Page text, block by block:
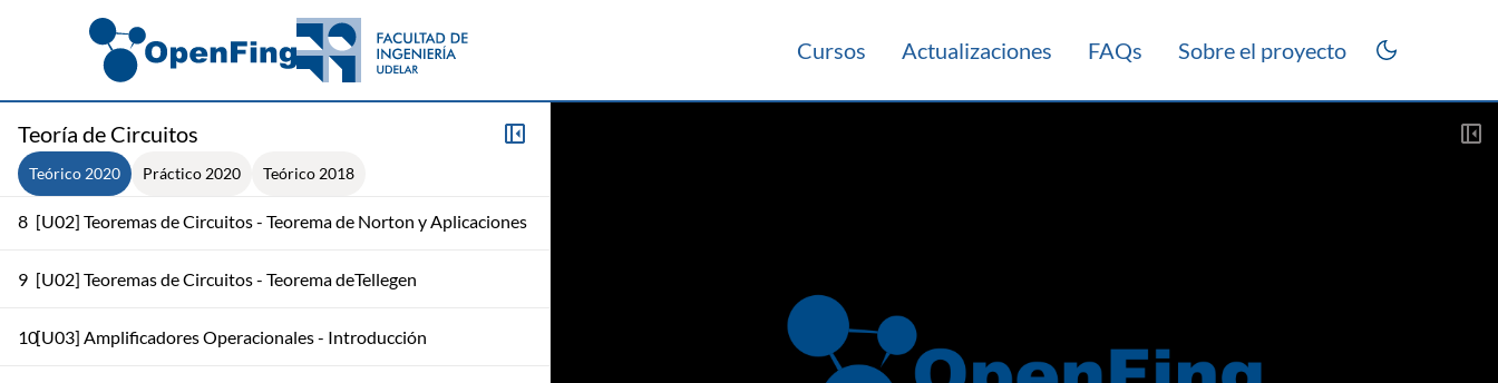
Cursos Actualizaciones FAQs Sobre el proyecto
Teoría de Circuitos
Teórico 2020 Práctico 2020 Teórico 2018
[U01] Circuitos - Linealidad y Superposición
6 [U02] Teoremas de Circuitos - Teorema de Thévenin - Parte 1
7 [U02] Teoremas de Circuitos - Teorema de Thévenin - Parte 2
8 [U02] Teoremas de Circuitos - Teorema de Norton y Aplicaciones
9 [U02] Teoremas de Circuitos - Teorema deTellegen
10[U03] Amplificadores Operacionales - Introducción